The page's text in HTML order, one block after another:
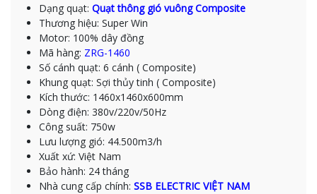
Dạng quạt: Quạt thông gió vuông Composite
Thương hiệu: Super Win
Motor: 100% dây đồng
Mã hàng: ZRG-1460
Số cánh quạt: 6 cánh ( Composite)
Khung quạt: Sợi thủy tinh ( Composite)
Kích thước: 1460x1460x600mm
Dòng điện: 380v/220v/50Hz
Công suất: 750w
Lưu lượng gió: 44.500m3/h
Xuất xứ: Việt Nam
Bảo hành: 24 tháng
Nhà cung cấp chính: SSB ELECTRIC VIỆT NAM